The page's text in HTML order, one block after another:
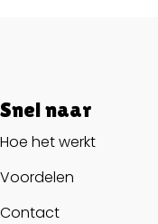
Snel naar
Hoe het werkt
Voordelen
Contact